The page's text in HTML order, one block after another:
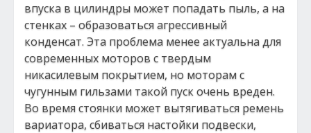
впуска в цилиндры может попадать пыль, а на
стенках – образоваться агрессивный
конденсат. Эта проблема менее актуальна для
современных моторов с твердым
никасилевым покрытием, но моторам с
чугунным гильзами такой пуск очень вреден.
Во время стоянки может вытягиваться ремень
вариатора, сбиваться настойки подвески,